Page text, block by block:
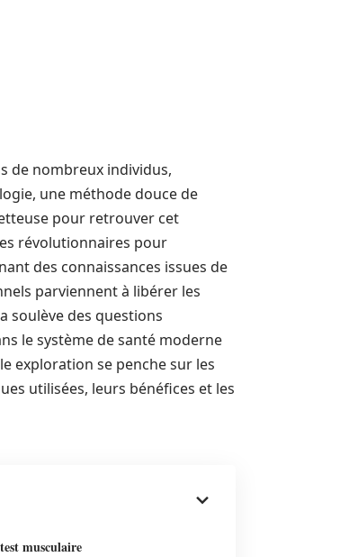
de nombreux individus,
une méthode douce de
pour retrouver cet
révolutionnaires pour
des connaissances issues de
parviennent à libérer les
soulève des questions
le système de santé moderne
exploration se penche sur les
utilisées, leurs bénéfices et les
musculaire